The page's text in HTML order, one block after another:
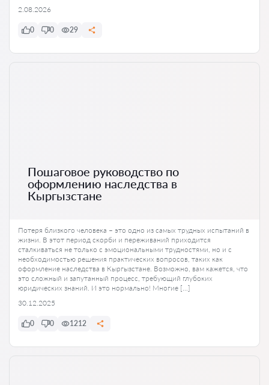
2.08.2026
0 0 29
Пошаговое руководство по
оформлению наследства в
Кыргызстане
Потеря близкого человека – это одно из самых трудных испытаний в
жизни. В этот период скорби и переживаний приходится
сталкиваться не только с эмоциональными трудностями, но и с
необходимостью решения практических вопросов, таких как
оформление наследства в Кыргызстане. Возможно, вам кажется, что
это сложный и запутанный процесс, требующий глубоких
юридических знаний. И это нормально! Многие […]
30.12.2025
0 0 1212